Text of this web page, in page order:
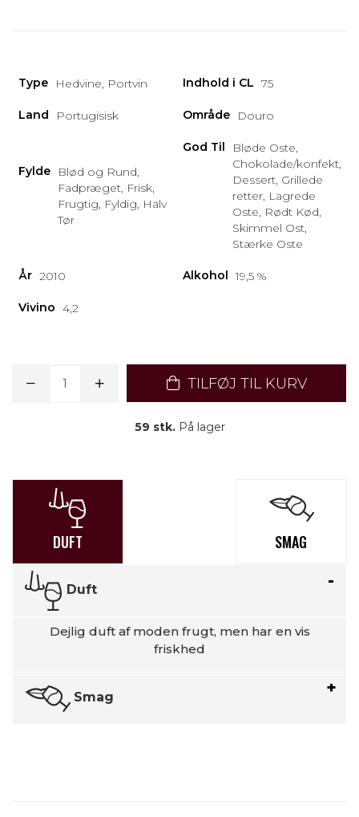
Type Hedvine, Portvin Indhold i CL 75
Land Portugisisk Område Douro
Fylde
Blød og Rund,
Fadpræget, Frisk,
Frugtig, Fyldig, Halv
Tør
God Til
Bløde Oste,
Chokolade/konfekt,
Dessert, Grillede
retter, Lagrede
Oste, Rødt Kød,
Skimmel Ost,
Stærke Oste
År 2010 Alkohol 19,5 %
Vivino 4,2
TILFØJ TIL KURV
59 stk.På lager
DUFT SMAG
Duft
Dejlig duft af moden frugt, men har en vis
friskhed
Smag